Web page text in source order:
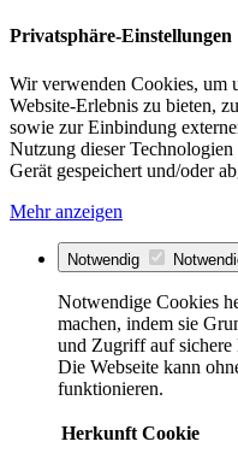
Privatsphäre-Einstellungen
Wir verwenden Cookies, um
Website-Erlebnis zu bieten,
sowie zur Einbindung
Nutzung dieser
Gerät gespeichert und/oder
Mehr anzeigen
Notwendig
Notwendige Cookies
machen, indem sie
und Zugriff auf sichere
Die Webseite kann
funktionieren.
Herkunft Cookie